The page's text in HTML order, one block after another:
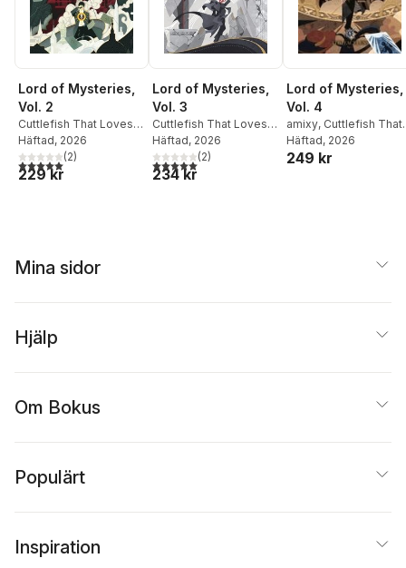
Lord of Mysteries,
Vol. 2
Cuttlefish That Loves
Diving, Amixy
Häftad, 2026
5,0utav 5 stjärnor. Totalt antal röster:
(2)
229 kr
Lord of Mysteries,
Vol. 3
Cuttlefish That Loves
Diving, Amixy
Häftad, 2026
5,0utav 5 stjärnor. Totalt antal röster:
(2)
234 kr
Lord of Mysteries,
Vol. 4
amixy, Cuttlefish That
Loves Diving
webnovel
Häftad, 2026
249 kr
Mina sidor
Hjälp
Om Bokus
Populärt
Inspiration